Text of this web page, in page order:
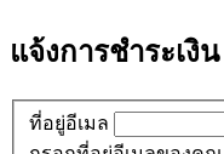
แจ้งการชำระเงิน
ที่อยู่อีเมล